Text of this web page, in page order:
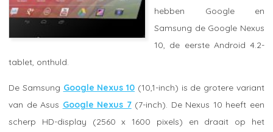
hebben Google en
Samsung de Google Nexus
10, de eerste Android 4.2-
tablet, onthuld.
De Samsung Google Nexus 10 (10,1-inch) is de grotere variant
van de Asus Google Nexus 7(7-inch). De Nexus 10 heeft een
scherp HD-display (2560 x 1600 pixels) en draait op het